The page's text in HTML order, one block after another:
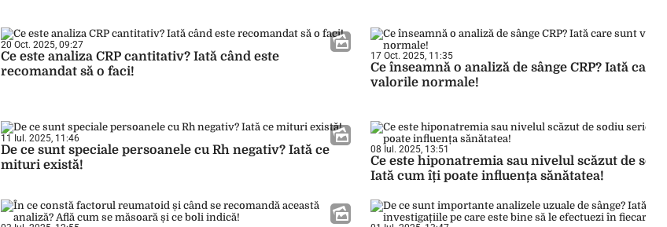
20 Oct. 2025, 09:27
Ce este analiza CRP cantitativ? Iată când este
recomandat să o faci!
17 Oct. 2025, 11:35
Ce înseamnă o analiză de sânge CRP? Iată care
valorile normale!
11 Iul. 2025, 11:46
De ce sunt speciale persoanele cu Rh negativ? Iată ce
mituri există!
08 Iul. 2025, 13:51
Ce este hiponatremia sau nivelul scăzut de
Iată cum îți poate influența sănătatea!